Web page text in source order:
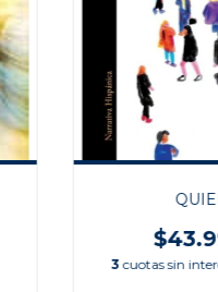
3 cuotas sin